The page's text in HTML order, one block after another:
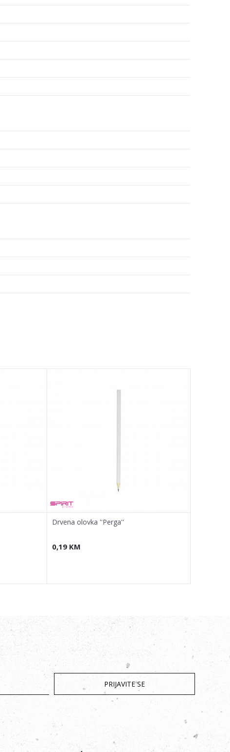
Drvena olovka ''Perga''
0,19 KM
PRIJAVITE SE